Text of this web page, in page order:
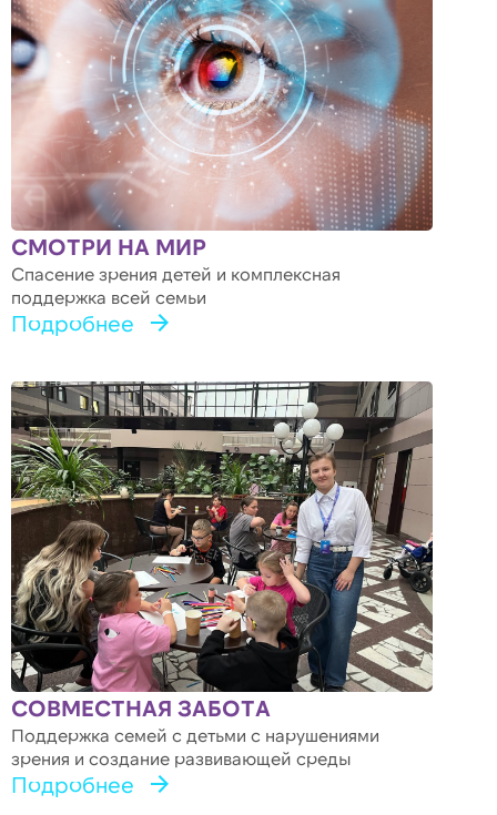
СМОТРИ НА МИР
Спасение зрения детей и комплексная
поддержка всей семьи
Подробнее
СОВМЕСТНАЯ ЗАБОТА
Поддержка семей с детьми с нарушениями
зрения и создание развивающей среды
Подробнее